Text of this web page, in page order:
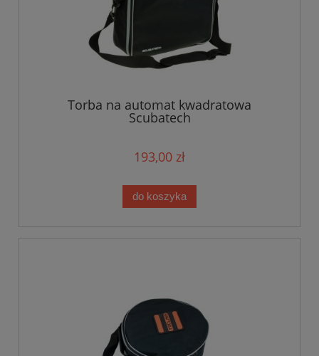
Torba na automat kwadratowa
Scubatech
193,00 zł
do koszyka